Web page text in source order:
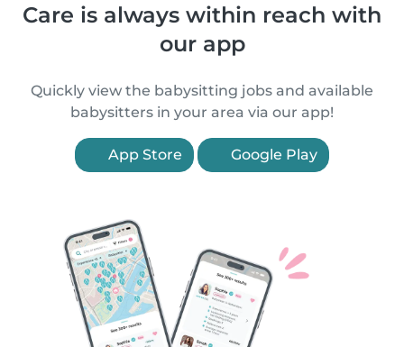
Care is always within reach with
our app
Quickly view the babysitting jobs and available
babysitters in your area via our app!
App Store Google Play